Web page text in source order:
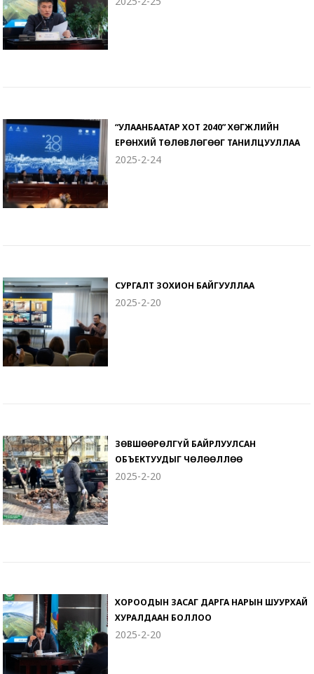
“УЛААНБААТАР ХОТ 2040” ХӨГЖЛИЙН
ЕРӨНХИЙ ТӨЛӨВЛӨГӨӨГ ТАНИЛЦУУЛЛАА
2025-2-24
СУРГАЛТ ЗОХИОН БАЙГУУЛЛАА
2025-2-20
ЗӨВШӨӨРӨЛГҮЙ БАЙРЛУУЛСАН
ОБЪЕКТУУДЫГ ЧӨЛӨӨЛЛӨӨ
2025-2-20
ХОРООДЫН ЗАСАГ ДАРГА НАРЫН ШУУРХАЙ
ХУРАЛДААН БОЛЛОО
2025-2-20